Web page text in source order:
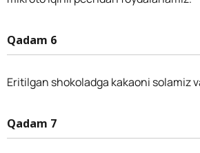
Qadam 6
Eritilgan shokoladga kakaoni solamiz
Qadam 7